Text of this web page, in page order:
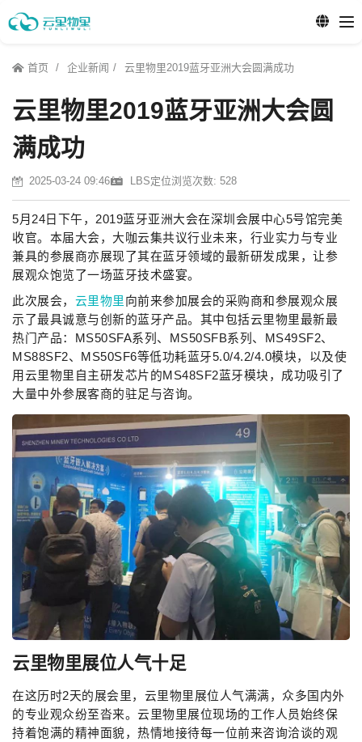
首页 企业新闻 云里物里2019蓝牙亚洲大会圆满成功
云里物里2019蓝牙亚洲大会圆
满成功
2025-03-24 09:46 LBS定位浏览次数: 528
5月24日下午，2019蓝牙亚洲大会在深圳会展中心5号馆完美
收官。本届大会，大咖云集共议行业未来，行业实力与专业
兼具的参展商亦展现了其在蓝牙领域的最新研发成果，让参
展观众饱览了一场蓝牙技术盛宴。
此次展会， 云里物里向前来参加展会的采购商和参展观众展
示了最具诚意与创新的蓝牙产品。其中包括云里物里最新最
热门产品：MS50SFA系列、MS50SFB系列、MS49SF2、
MS88SF2、MS50SF6等低功耗蓝牙5.0/4.2/4.0模块，以及使
用云里物里自主研发芯片的MS48SF2蓝牙模块，成功吸引了
大量中外参展客商的驻足与咨询。
云里物里展位人气十足
在这历时2天的展会里，云里物里展位人气满满，众多国内外
的专业观众纷至沓来。云里物里展位现场的工作人员始终保
持着饱满的精神面貌，热情地接待每一位前来咨询洽谈的观